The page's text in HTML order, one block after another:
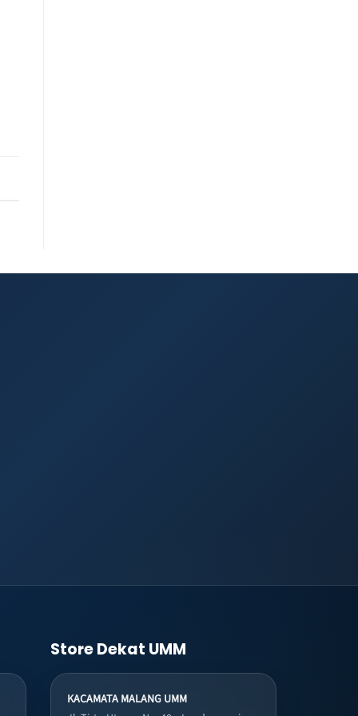
Store Dekat UMM
KACAMATA MALANG UMM